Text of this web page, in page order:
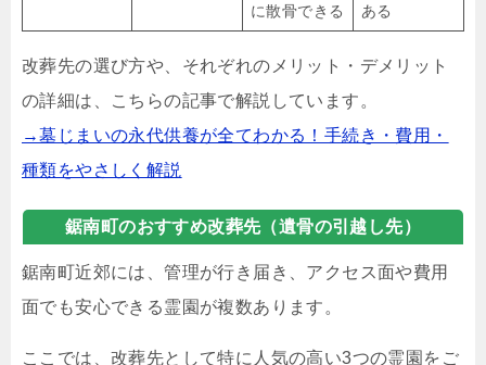
に散骨できる
ある
改葬先の選び方や、それぞれのメリット・デメリット
の詳細は、こちらの記事で解説しています。
→墓じまいの永代供養が全てわかる！手続き・費用・
種類をやさしく解説
鋸南町のおすすめ改葬先（遺骨の引越し先）
鋸南町近郊には、管理が行き届き、アクセス面や費用
面でも安心できる霊園が複数あります。
ここでは、改葬先として特に人気の高い3つの霊園をご